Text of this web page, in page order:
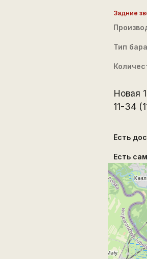
Задние
Тип
Новая
11-34
Есть
Есть